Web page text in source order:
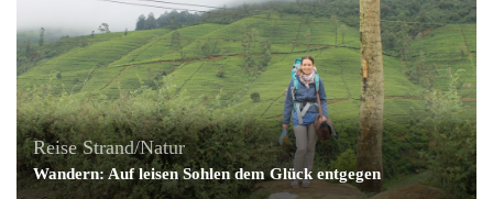
Reise Strand/Natur
Wandern: Auf leisen Sohlen dem Glück entgegen